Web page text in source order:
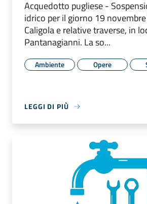
Acquedotto pugliese -
idrico per il giorno 19
Caligola e relative traverse, in
Pantanagianni. La so...
Ambiente Opere
LEGGI DI PIÙ